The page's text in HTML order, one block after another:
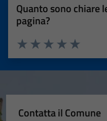
Quanto sono chiare
pagina?
Valuta 5
Valuta 4 stelle
Valuta 3 stelle su 5
Valuta 2 stelle su 5
Valuta 1 stelle su 5
Contatta il Comune